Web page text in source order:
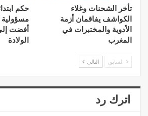
تأخر الشحنات وغلاء
الكواشف يفاقمان أزمة
الأدوية والمختبرات في
المغرب
حكم
مسؤولية
أفضت
الولادة
السابق التالي
اترك رد